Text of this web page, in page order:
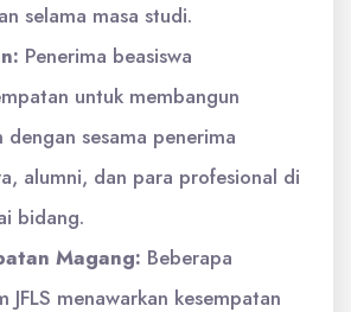
selama masa studi.
Penerima beasiswa
untuk membangun
dengan sesama penerima
alumni, dan para profesional di
bidang.
Magang: Beberapa
JFLS menawarkan kesempatan